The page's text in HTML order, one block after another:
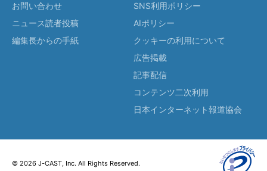
お問い合わせ
ニュース読者投稿
編集長からの手紙
SNS利用ポリシー
AIポリシー
クッキーの利用について
広告掲載
記事配信
コンテンツ二次利用
日本インターネット報道協会
© 2026 J-CAST, Inc. All Rights Reserved.